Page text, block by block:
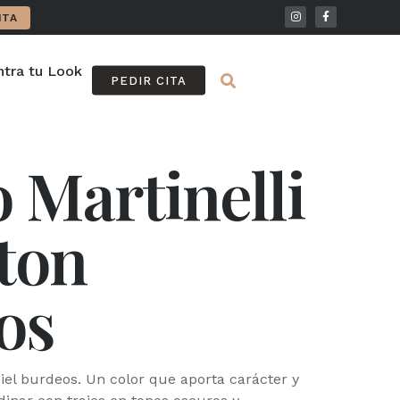
tu Look FAQ
PEDIR CITA
Martinelli
burdeos. Un color que aporta carácter y